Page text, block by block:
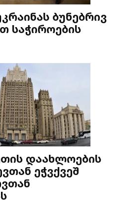
ბუნებრივ
საჭიროების
დაახლოების
ეჭვქვეშ